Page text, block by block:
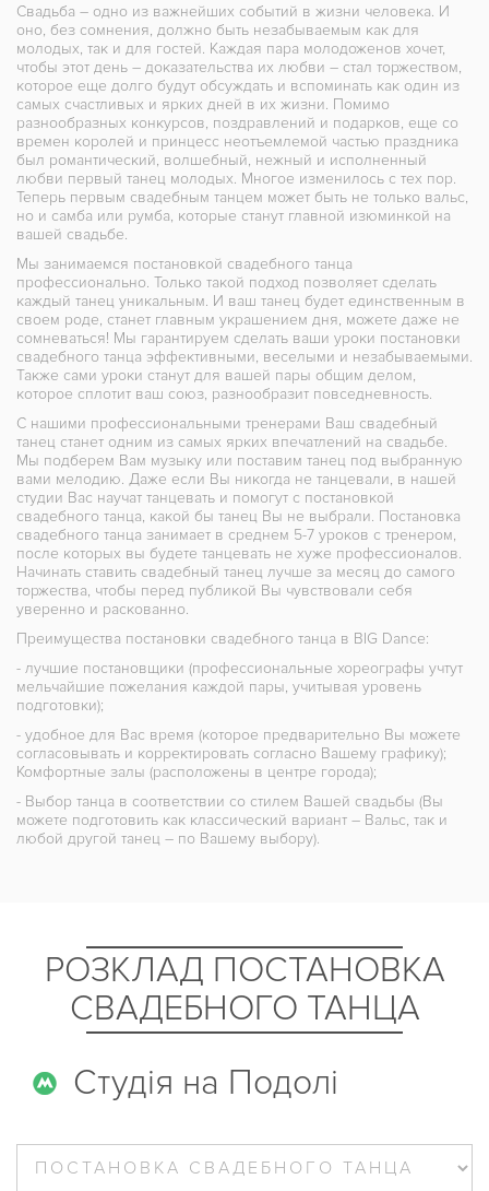
Свадьба – одно из важнейших событий в жизни человека. И
оно, без сомнения, должно быть незабываемым как для
молодых, так и для гостей. Каждая пара молодоженов хочет,
чтобы этот день – доказательства их любви – стал торжеством,
которое еще долго будут обсуждать и вспоминать как один из
самых счастливых и ярких дней в их жизни. Помимо
разнообразных конкурсов, поздравлений и подарков, еще со
времен королей и принцесс неотъемлемой частью праздника
был романтический, волшебный, нежный и исполненный
любви первый танец молодых. Многое изменилось с тех пор.
Теперь первым свадебным танцем может быть не только вальс,
но и самба или румба, которые станут главной изюминкой на
вашей свадьбе.
Мы занимаемся постановкой свадебного танца
профессионально. Только такой подход позволяет сделать
каждый танец уникальным. И ваш танец будет единственным в
своем роде, станет главным украшением дня, можете даже не
сомневаться! Мы гарантируем сделать ваши уроки постановки
свадебного танца эффективными, веселыми и незабываемыми.
Также сами уроки станут для вашей пары общим делом,
которое сплотит ваш союз, разнообразит повседневность.
С нашими профессиональными тренерами Ваш свадебный
танец станет одним из самых ярких впечатлений на свадьбе.
Мы подберем Вам музыку или поставим танец под выбранную
вами мелодию. Даже если Вы никогда не танцевали, в нашей
студии Вас научат танцевать и помогут с постановкой
свадебного танца, какой бы танец Вы не выбрали. Постановка
свадебного танца занимает в среднем 5-7 уроков с тренером,
после которых вы будете танцевать не хуже профессионалов.
Начинать ставить свадебный танец лучше за месяц до самого
торжества, чтобы перед публикой Вы чувствовали себя
уверенно и раскованно.
Преимущества постановки свадебного танца в BIG Dance:
- лучшие постановщики (профессиональные хореографы учтут
мельчайшие пожелания каждой пары, учитывая уровень
подготовки);
- удобное для Вас время (которое предварительно Вы можете
согласовывать и корректировать согласно Вашему графику);
Комфортные залы (расположены в центре города);
- Выбор танца в соответствии со стилем Вашей свадьбы (Вы
можете подготовить как классический вариант – Вальс, так и
любой другой танец – по Вашему выбору).
РОЗКЛАД ПОСТАНОВКА
СВАДЕБНОГО ТАНЦА
Студія на Подолі